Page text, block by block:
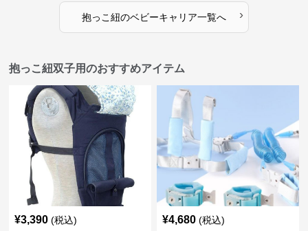
抱っこ紐のベビーキャリア一覧へ ›
抱っこ紐双子用のおすすめアイテム
¥3,390 (税込) ¥4,680 (税込)